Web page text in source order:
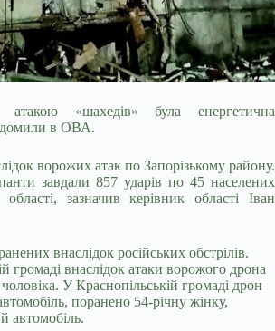
«шахедів» була енергетична
в ОВА.
ворожих атак по Запорізькому району.
завдали 857 ударів по 45 населених
області, зазначив керівник області Іван
внаслідок російських обстрілів.
громаді внаслідок атаки ворожого дрона
У Краснопільській громаді дрон
поранено 54-річну жінку,
автомобіль.